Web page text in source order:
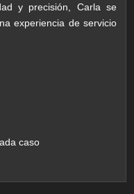
y precisión, Carla se
experiencia de servicio
caso